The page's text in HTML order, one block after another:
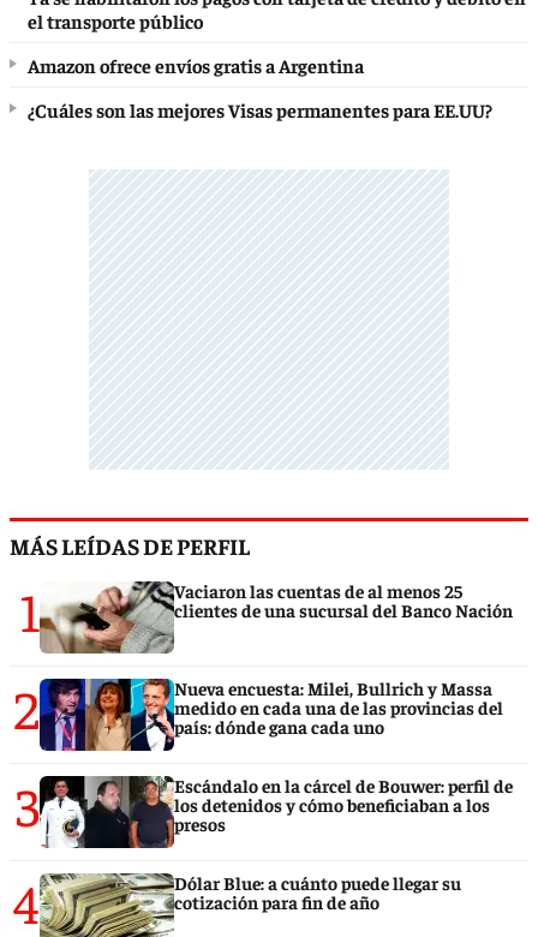
el transporte público
Amazon ofrece envíos gratis a Argentina
¿Cuáles son las mejores Visas permanentes para EE.UU?
MÁS LEÍDAS DE PERFIL
1
Vaciaron las cuentas de al menos 25
clientes de una sucursal del Banco Nación
2
Nueva encuesta: Milei, Bullrich y Massa
medido en cada una de las provincias del
país: dónde gana cada uno
3
Escándalo en la cárcel de Bouwer: perfil de
los detenidos y cómo beneficiaban a los
presos
4
Dólar Blue: a cuánto puede llegar su
cotización para fin de año